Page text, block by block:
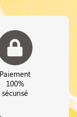
Paiement
100%
sécurisé